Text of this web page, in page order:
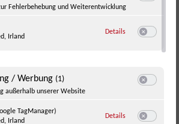
Fehlerbehebung und Weiterentwicklung
Irland
Details zu Google
/ Werbung (1)
außerhalb unserer Website
TagManager)
Irland
Details zu Google GTag